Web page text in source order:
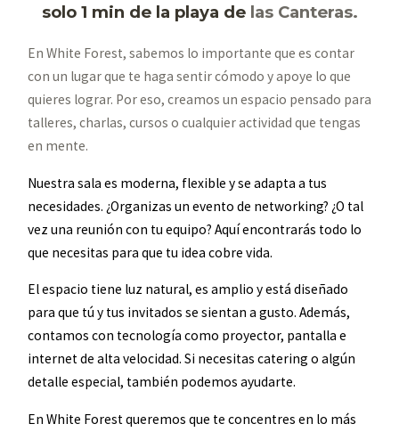
solo 1 min de la playa de las Canteras.
En White Forest, sabemos lo importante que es contar
con un lugar que te haga sentir cómodo y apoye lo que
quieres lograr. Por eso, creamos un espacio pensado para
talleres, charlas, cursos o cualquier actividad que tengas
en mente.
Nuestra sala es moderna, flexible y se adapta a tus
necesidades. ¿Organizas un evento de networking? ¿O tal
vez una reunión con tu equipo? Aquí encontrarás todo lo
que necesitas para que tu idea cobre vida.
El espacio tiene luz natural, es amplio y está diseñado
para que tú y tus invitados se sientan a gusto. Además,
contamos con tecnología como proyector, pantalla e
internet de alta velocidad. Si necesitas catering o algún
detalle especial, también podemos ayudarte.
En White Forest queremos que te concentres en lo más